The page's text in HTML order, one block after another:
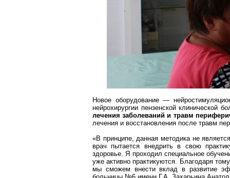
Новое оборудование —
нейрохирургии пензенской
лечения заболеваний и травм
лечения и восстановления после травм
«В принципе, данная методика не
врач пытается внедрить в свою
здоровье. Я проходил специальное
уже активно практикуются. Благодаря
мы сможем внести вклад в развитие